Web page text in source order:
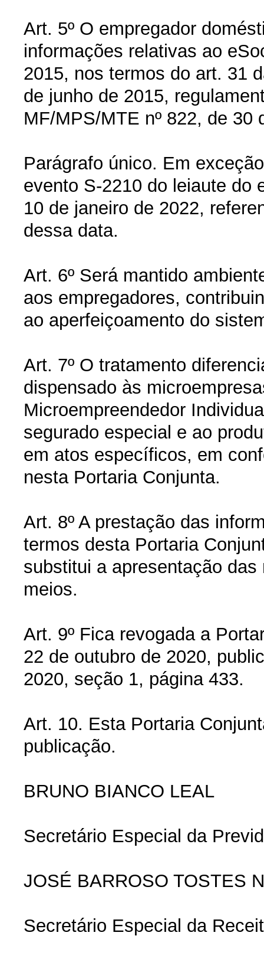
Art. 5º O empregador
informações relativas ao
2015, nos termos do art. 31
de junho de 2015,
MF/MPS/MTE nº 822, de 30
Parágrafo único. Em
evento S-2210 do leiaute do
10 de janeiro de 2022,
dessa data.
Art. 6º Será mantido
aos empregadores,
ao aperfeiçoamento do
Art. 7º O tratamento
dispensado às
Microempreendedor
segurado especial e ao
em atos específicos, em
nesta Portaria Conjunta.
Art. 8º A prestação das
termos desta Portaria
substitui a apresentação
meios.
Art. 9º Fica revogada a
22 de outubro de 2020,
2020, seção 1, página 433.
Art. 10. Esta Portaria
publicação.
BRUNO BIANCO LEAL
Secretário Especial da
JOSÉ BARROSO TOSTES
Secretário Especial da